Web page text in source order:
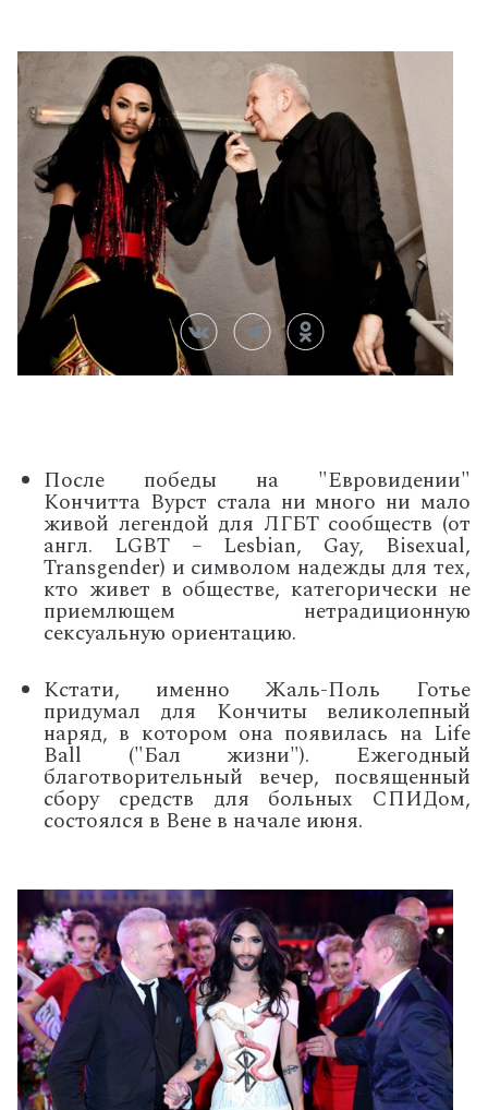
После победы на "Евровидении"
Кончитта Вурст стала ни много ни мало
живой легендой для ЛГБТ сообществ (от
англ. LGBT – Lesbian, Gay, Bisexual,
Transgender) и символом надежды для тех,
кто живет в обществе, категорически не
приемлющем нетрадиционную
сексуальную ориентацию.
Кстати, именно Жаль-Поль Готье
придумал для Кончиты великолепный
наряд, в котором она появилась на Life
Ball ("Бал жизни"). Ежегодный
благотворительный вечер, посвященный
сбору средств для больных СПИДом,
состоялся в Вене в начале июня.